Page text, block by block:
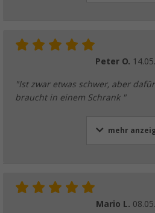
Peter O.
"Ist zwar etwas schwer, aber
braucht in einem Schrank "
mehr
Mario L.